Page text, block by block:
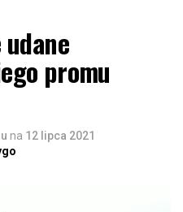
promu
na 12 lipca 2021